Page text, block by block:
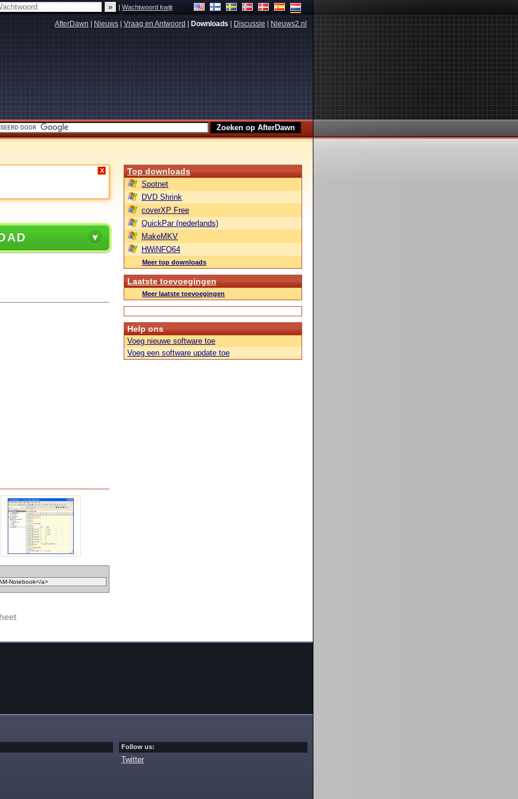
|Wachtwoord kwijt
AfterDawn Nieuws Vraag en Antwoord Downloads Discussie Nieuws2.nl
X Top downloads
Spotnet
DVD Shrink
coverXP Free
QuickPar (nederlands)
MakeMKV
HWiNFO64
Meer top downloads
Laatste toevoegingen
Meer laatste toevoegingen
Help ons
Voeg nieuwe software toe
Voeg een software update toe
Follow us:
Twitter